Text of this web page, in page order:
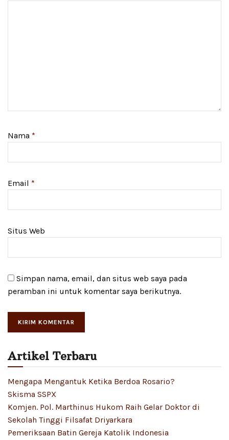
Nama *
Email *
Situs Web
Simpan nama, email, dan situs web saya pada
peramban ini untuk komentar saya berikutnya.
Artikel Terbaru
Mengapa Mengantuk Ketika Berdoa Rosario?
Skisma SSPX
Komjen. Pol. Marthinus Hukom Raih Gelar Doktor di
Sekolah Tinggi Filsafat Driyarkara
Pemeriksaan Batin Gereja Katolik Indonesia